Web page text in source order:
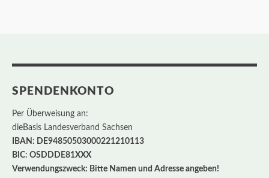
SPENDENKONTO
Per Überweisung an:
dieBasis Landesverband Sachsen
IBAN: DE94850503000221210113
BIC: OSDDDE81XXX
Verwendungszweck: Bitte Namen und Adresse angeben!